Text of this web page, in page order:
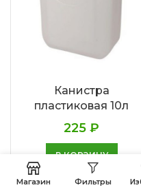
Канистра
пластиковая 10л
225 ₽
В КОРЗИНУ
Магазин Фильтры